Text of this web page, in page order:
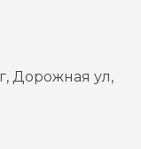
Дорожная ул,